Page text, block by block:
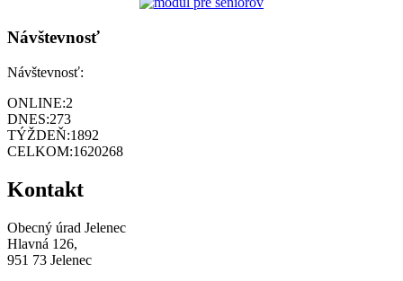
Návštevnosť
Návštevnosť:
ONLINE:2
DNES:273
TÝŽDEŇ:1892
CELKOM:1620268
Kontakt
Obecný úrad Jelenec
Hlavná 126,
951 73 Jelenec